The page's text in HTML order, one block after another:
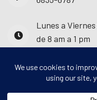
Lunes a Viernes
de 8 am a 1 pm